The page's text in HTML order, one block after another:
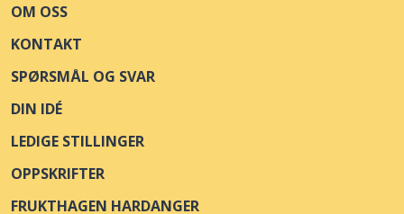
OBS HAUGESUND AVD.241
LONGHAMMARVEGEN 27
BARSTØLVEIEN 29
ANKERVEIEN 117
OM OSS
KONTAKT
SPØRSMÅL OG SVAR
DIN IDÉ
LEDIGE STILLINGER
OPPSKRIFTER
FRUKTHAGEN HARDANGER